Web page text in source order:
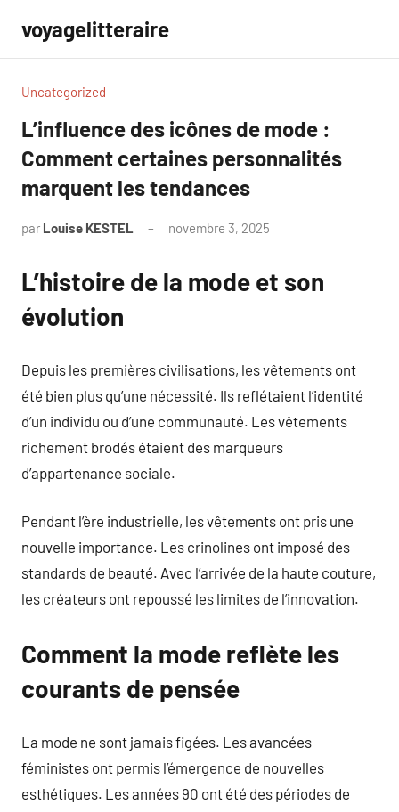
contenu
voyagelitteraire
Uncategorized
L’influence des icônes de mode :
Comment certaines personnalités
marquent les tendances
par Louise KESTEL novembre 3, 2025
L’histoire de la mode et son
évolution
Depuis les premières civilisations, les vêtements ont
été bien plus qu’une nécessité. Ils reflétaient l’identité
d’un individu ou d’une communauté. Les vêtements
richement brodés étaient des marqueurs
d’appartenance sociale.
Pendant l’ère industrielle, les vêtements ont pris une
nouvelle importance. Les crinolines ont imposé des
standards de beauté. Avec l’arrivée de la haute couture,
les créateurs ont repoussé les limites de l’innovation.
Comment la mode reflète les
courants de pensée
La mode ne sont jamais figées. Les avancées
féministes ont permis l’émergence de nouvelles
esthétiques. Les années 90 ont été des périodes de